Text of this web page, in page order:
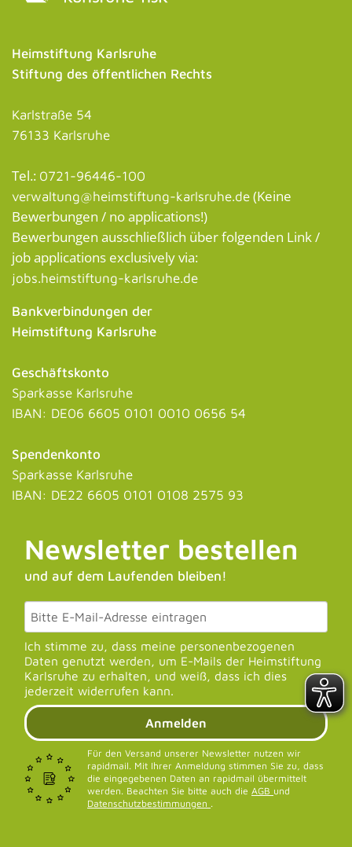
Heimstiftung Karlsruhe
Stiftung des öffentlichen Rechts
Karlstraße 54
76133 Karlsruhe
Tel.: 0721-96446-100
verwaltung@heimstiftung-karlsruhe.de (Keine
Bewerbungen / no applications!)
Bewerbungen ausschließlich über folgenden Link /
job applications exclusively via:
jobs.heimstiftung-karlsruhe.de
Bankverbindungen der
Heimstiftung Karlsruhe
Geschäftskonto
Sparkasse Karlsruhe
IBAN: DE06 6605 0101 0010 0656 54
Spendenkonto
Sparkasse Karlsruhe
IBAN: DE22 6605 0101 0108 2575 93
Newsletter bestellen
und auf dem Laufenden bleiben!
Ich stimme zu, dass meine personenbezogenen
Daten genutzt werden, um E-Mails der Heimstiftung
Karlsruhe zu erhalten, und weiß, dass ich dies
jederzeit widerrufen kann.
Anmelden
Für den Versand unserer Newsletter nutzen wir
rapidmail. Mit Ihrer Anmeldung stimmen Sie zu, dass
die eingegebenen Daten an rapidmail übermittelt
werden. Beachten Sie bitte auch die AGB und
Datenschutzbestimmungen .